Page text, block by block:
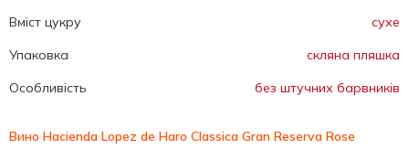
Вміст цукру
сухе
Упаковка
скляна пляшка
Особливість
без штучних барвників
Вино Hacienda Lopez de Haro Classica Gran Reserva Rose